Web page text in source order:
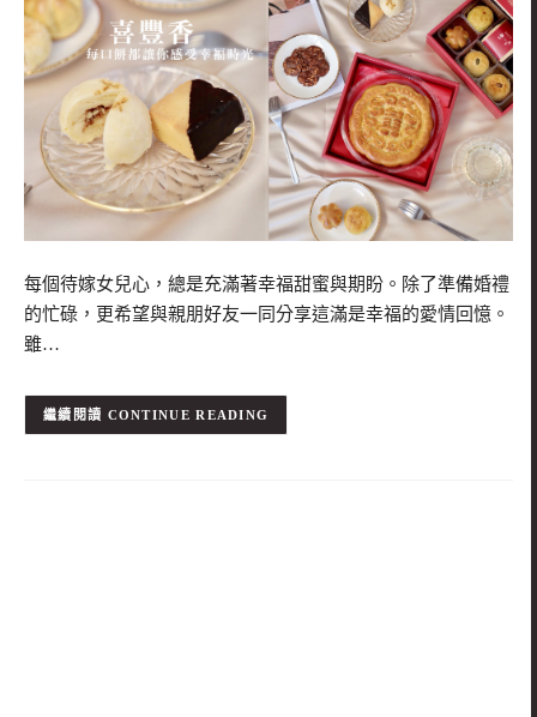
每個待嫁女兒心，總是充滿著幸福甜蜜與期盼。除了準備婚禮
的忙碌，更希望與親朋好友一同分享這滿是幸福的愛情回憶。
雖…
CONTINUE READING